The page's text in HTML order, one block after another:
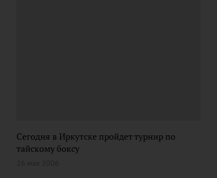
Сегодня в Иркутске пройдет турнир по
тайскому боксу